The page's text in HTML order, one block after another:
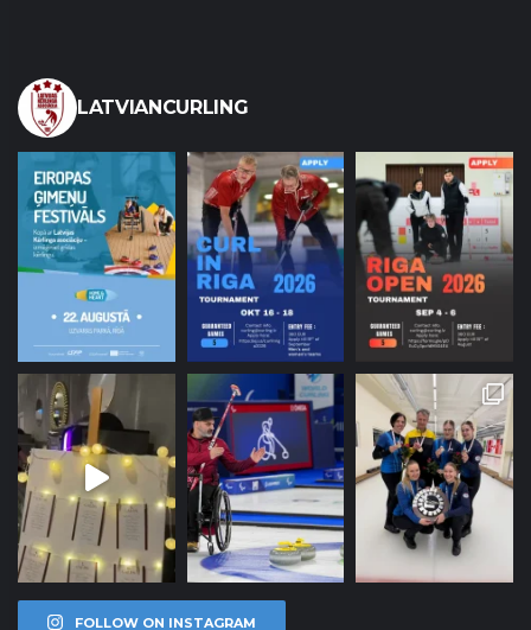
LATVIANCURLING
FOLLOW ON INSTAGRAM